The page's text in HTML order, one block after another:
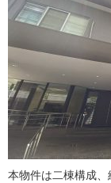
本物件は二棟構成